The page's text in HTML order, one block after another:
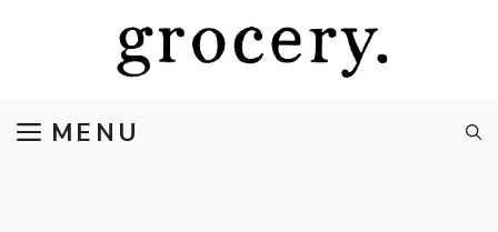
ツ
MENU